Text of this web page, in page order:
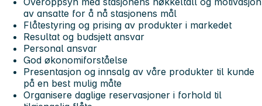
av ansatte for å nå stasjonens mål
Flåtestyring og prising av produkter i markedet
Resultat og budsjett ansvar
Personal ansvar
God økonomiforståelse
Presentasjon og innsalg av våre produkter til kunde
på en best mulig måte
Organisere daglige reservasjoner i forhold til